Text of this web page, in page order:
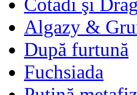
Algazy &
După furtună
Fuchsiada